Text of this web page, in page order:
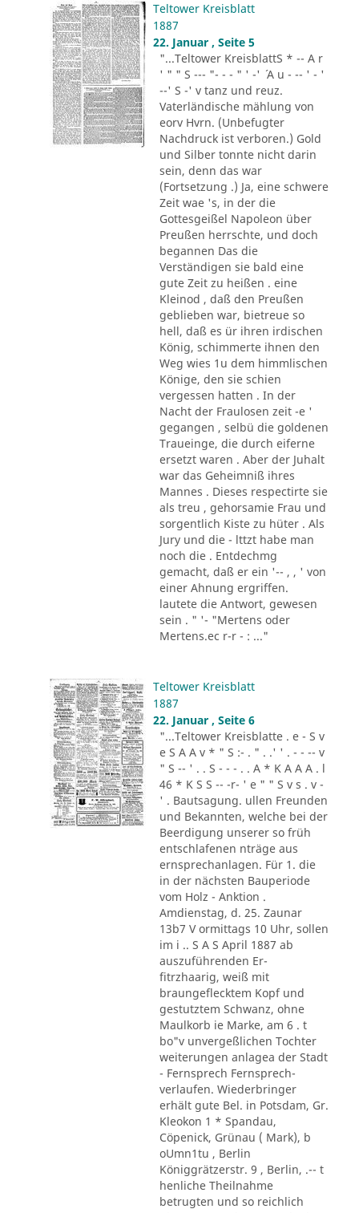
Teltower Kreisblatt
1887
22. Januar , Seite 5
"...Teltower KreisblattS * -- A r
' " " S --- "- - - " ' -' ´ A u - -- ' - '
--' S -' v tanz und reuz.
Vaterländische mählung von
eorv Hvrn. (Unbefugter
Nachdruck ist verboren.) Gold
und Silber tonnte nicht darin
sein, denn das war
(Fortsetzung .) Ja, eine schwere
Zeit wae 's, in der die
Gottesgeißel Napoleon über
Preußen herrschte, und doch
begannen Das die
Verständigen sie bald eine
gute Zeit zu heißen . eine
Kleinod , daß den Preußen
geblieben war, bietreue so
hell, daß es ür ihren irdischen
König, schimmerte ihnen den
Weg wies 1u dem himmlischen
Könige, den sie schien
vergessen hatten . In der
Nacht der Fraulosen zeit -e '
gegangen , selbü die goldenen
Traueinge, die durch eiferne
ersetzt waren . Aber der Juhalt
war das Geheimniß ihres
Mannes . Dieses respectirte sie
als treu , gehorsamie Frau und
sorgentlich Kiste zu hüter . Als
Jury und die - lttzt habe man
noch die . Entdechmg
gemacht, daß er ein '-- , , ' von
einer Ahnung ergriffen.
lautete die Antwort, gewesen
sein . " '- "Mertens oder
Mertens.ec r-r - : ..."
Teltower Kreisblatt
1887
22. Januar , Seite 6
"...Teltower Kreisblatte . e - S v
e S A A v * " S :- . " . .' ' . - - -- v
" S -- ' . . S - - - . . A * K A A A . l
46 * K S S -- -r- ' e " " S v s . v -
' . Bautsagung. ullen Freunden
und Bekannten, welche bei der
Beerdigung unserer so früh
entschlafenen nträge aus
ernsprechanlagen. Für 1. die
in der nächsten Bauperiode
vom Holz - Anktion .
Amdienstag, d. 25. Zaunar
13b7 V ormittags 10 Uhr, sollen
im i .. S A S April 1887 ab
auszuführenden Er-
fitrzhaarig, weiß mit
braungeflecktem Kopf und
gestutztem Schwanz, ohne
Maulkorb ie Marke, am 6 . t
bo"v unvergeßlichen Tochter
weiterungen anlagea der Stadt
- Fernsprech Fernsprech-
verlaufen. Wiederbringer
erhält gute Bel. in Potsdam, Gr.
Kleokon 1 * Spandau,
Cöpenick, Grünau ( Mark), b
oUmn1tu , Berlin
Königgrätzerstr. 9 , Berlin, .-- t
henliche Theilnahme
betrugten und so reichlich